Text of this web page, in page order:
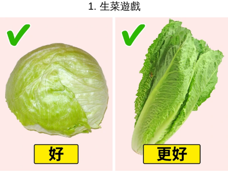
1. 生菜遊戲